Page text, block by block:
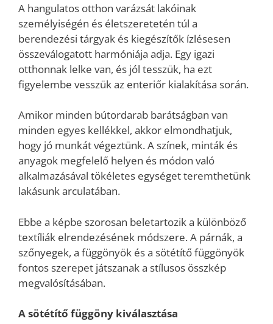
A hangulatos otthon varázsát lakóinak
személyiségén és életszeretetén túl a
berendezési tárgyak és kiegészítők ízlésesen
összeválogatott harmóniája adja. Egy igazi
otthonnak lelke van, és jól tesszük, ha ezt
figyelembe vesszük az enteriőr kialakítása során.
Amikor minden bútordarab barátságban van
minden egyes kellékkel, akkor elmondhatjuk,
hogy jó munkát végeztünk. A színek, minták és
anyagok megfelelő helyen és módon való
alkalmazásával tökéletes egységet teremthetünk
lakásunk arculatában.
Ebbe a képbe szorosan beletartozik a különböző
textíliák elrendezésének módszere. A párnák, a
szőnyegek, a függönyök és a sötétítő függönyök
fontos szerepet játszanak a stílusos összkép
megvalósításában.
A sötétítő függöny kiválasztása